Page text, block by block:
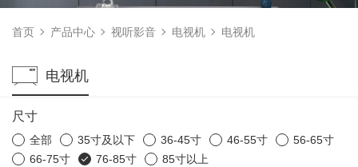
首页 产品中心 视听影音 电视机 电视机
电视机
尺寸
全部 35寸及以下 36-45寸 46-55寸
56-65寸
66-75寸
76-85寸 85寸以上